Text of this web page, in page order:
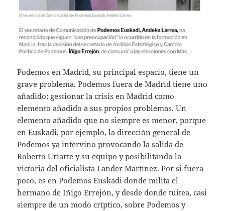
Podemos en Madrid, su principal espacio, tiene un
grave problema. Podemos fuera de Madrid tiene uno
añadido: gestionar la crisis en Madrid como
elemento añadido a sus propios problemas. Un
elemento añadido que no siempre es menor, porque
en Euskadi, por ejemplo, la dirección general de
Podemos ya intervino provocando la salida de
Roberto Uriarte y su equipo y posibilitando la
victoria del oficialista Lander Martínez. Por si fuera
poco, es en Podemos Euskadi donde milita el
hermano de Iñigo Errejón, y desde donde tuitea, casi
siempre de un modo críptico, sobre Podemos y